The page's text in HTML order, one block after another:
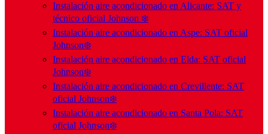
Instalación aire acondicionado en Alicante: SAT y
técnico oficial Johnson ❄️
Instalación aire acondicionado en Aspe: SAT oficial
Johnson❄️
Instalación aire acondicionado en Elda: SAT oficial
Johnson❄️
Instalación aire acondicionado en Crevillente: SAT
oficial Johnson❄️
Instalación aire acondicionado en Santa Pola: SAT
oficial Johnson❄️